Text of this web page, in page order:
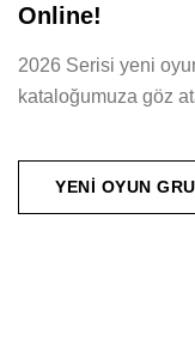
Online!
2026 Serisi yeni
kataloğumuza göz
YENI OYUN